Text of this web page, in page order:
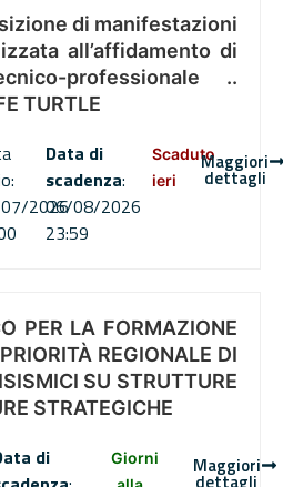
di manifestazioni
all’affidamento di
professionale ..
TURTLE
2026
Data di
scadenza:
06/08/2026
23:59
Scaduto
ieri
Maggiori
dettagli
PER LA FORMAZIONE
REGIONALE DI
SU STRUTTURE
STRATEGICHE
di
Giorni
Maggiori